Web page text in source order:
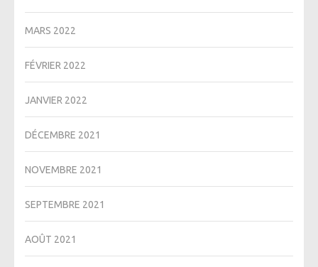
MARS 2022
FÉVRIER 2022
JANVIER 2022
DÉCEMBRE 2021
NOVEMBRE 2021
SEPTEMBRE 2021
AOÛT 2021